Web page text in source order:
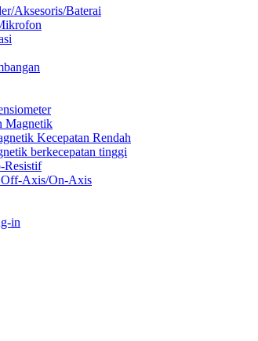
Aksesoris/Baterai
Magnetik
Kecepatan Rendah
berkecepatan tinggi
Resistif
Off-Axis/On-Axis
in